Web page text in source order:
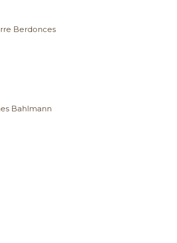
Berdonces
Bahlmann